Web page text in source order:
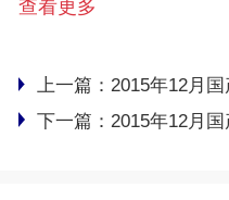
查看更多
上一篇： 2015年12月国产
下一篇： 2015年12月国